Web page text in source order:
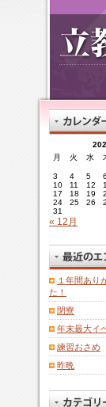
月
火 水
3
4 5 6
10
11 12
17
18 19
24
25 26
31
« 12月
１年間あり
た！
閉寮
年末最大イ
練習おさめ
昨晩